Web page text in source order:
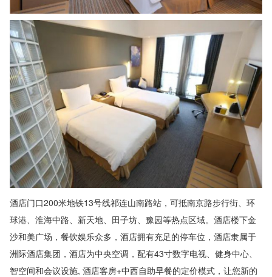
酒店门口200米地铁13号线祁连山南路站，可抵南京路步行街、环
球港、淮海中路、新天地、田子坊、豫园等热点区域。酒店楼下金
沙和美广场，餐饮娱乐众多，酒店拥有充足的停车位，酒店隶属于
洲际酒店集团，酒店为中央空调，配有43寸数字电视、健身中心、
智空间和会议设施, 酒店客房+中西自助早餐的定价模式，让您新的